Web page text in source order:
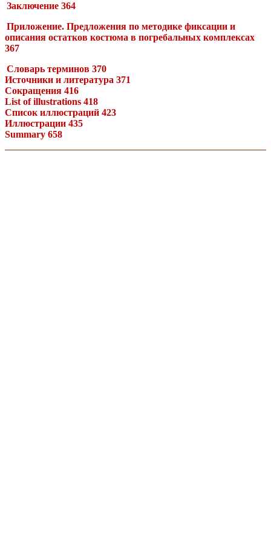
Заключение 364
Приложение. Предложения по методике фиксации и
описания остатков костюма в погребальных комплексах
367
Словарь терминов 370
Источники и литература 371
Сокращения 416
List of illustrations 418
Список иллюстраций 423
Иллюстрации 435
Summary 658